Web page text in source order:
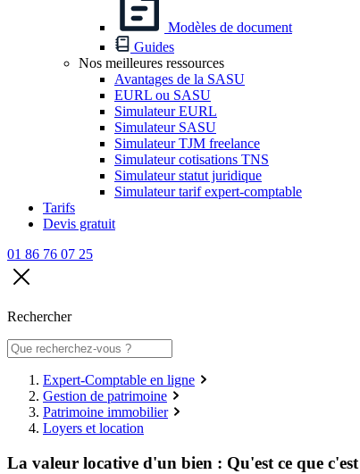
Modèles de document
Guides
Nos meilleures ressources
Avantages de la SASU
EURL ou SASU
Simulateur EURL
Simulateur SASU
Simulateur TJM freelance
Simulateur cotisations TNS
Simulateur statut juridique
Simulateur tarif expert-comptable
Tarifs
Devis gratuit
01 86 76 07 25
Rechercher
Expert-Comptable en ligne
Gestion de patrimoine
Patrimoine immobilier
Loyers et location
La valeur locative d'un bien : Qu'est ce que